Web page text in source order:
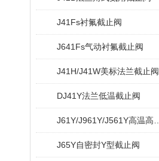
J41Fs衬氟截止阀
J641Fs气动衬氟截止阀
J41H/J41W美标法兰截止阀
DJ41Y法兰低温截止阀
J65Y自密封Y型截止阀